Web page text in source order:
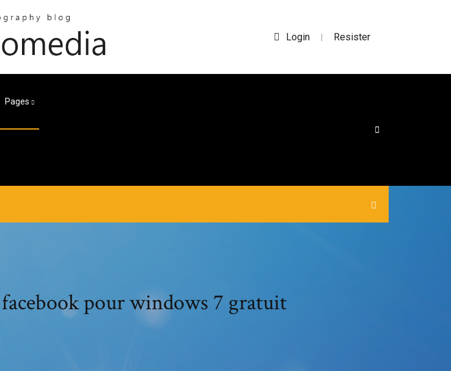
Login | Resister
Pages
pour windows 7 gratuit